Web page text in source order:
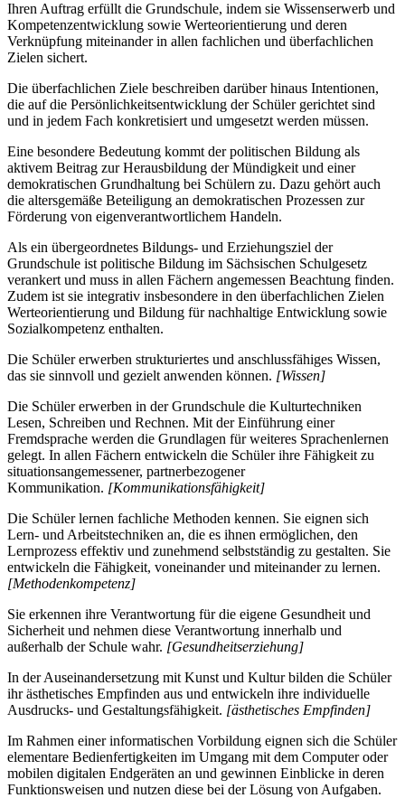
Ihren Auftrag erfüllt die Grundschule, indem sie Wissenserwerb und
Kompetenzentwicklung sowie Werteorientierung und deren
Verknüpfung miteinander in allen fachlichen und überfachlichen
Zielen sichert.
Die überfachlichen Ziele beschreiben darüber hinaus Intentionen,
die auf die Persönlichkeitsentwicklung der Schüler gerichtet sind
und in jedem Fach konkretisiert und umgesetzt werden müssen.
Eine besondere Bedeutung kommt der politischen Bildung als
aktivem Beitrag zur Herausbildung der Mündigkeit und einer
demokratischen Grundhaltung bei Schülern zu. Dazu gehört auch
die altersgemäße Beteiligung an demokratischen Prozessen zur
Förderung von eigenverantwortlichem Handeln.
Als ein übergeordnetes Bildungs- und Erziehungsziel der
Grundschule ist politische Bildung im Sächsischen Schulgesetz
verankert und muss in allen Fächern angemessen Beachtung finden.
Zudem ist sie integrativ insbesondere in den überfachlichen Zielen
Werteorientierung und Bildung für nachhaltige Entwicklung sowie
Sozialkompetenz enthalten.
Die Schüler erwerben strukturiertes und anschlussfähiges Wissen,
das sie sinnvoll und gezielt anwenden können. [Wissen]
Die Schüler erwerben in der Grundschule die Kulturtechniken
Lesen, Schreiben und Rechnen. Mit der Einführung einer
Fremdsprache werden die Grundlagen für weiteres Sprachenlernen
gelegt. In allen Fächern entwickeln die Schüler ihre Fähigkeit zu
situationsangemessener, partnerbezogener
Kommunikation. [Kommunikationsfähigkeit]
Die Schüler lernen fachliche Methoden kennen. Sie eignen sich
Lern- und Arbeitstechniken an, die es ihnen ermöglichen, den
Lernprozess effektiv und zunehmend selbstständig zu gestalten. Sie
entwickeln die Fähigkeit, voneinander und miteinander zu lernen.
[Methodenkompetenz]
Sie erkennen ihre Verantwortung für die eigene Gesundheit und
Sicherheit und nehmen diese Verantwortung innerhalb und
außerhalb der Schule wahr. [Gesundheitserziehung]
In der Auseinandersetzung mit Kunst und Kultur bilden die Schüler
ihr ästhetisches Empfinden aus und entwickeln ihre individuelle
Ausdrucks- und Gestaltungsfähigkeit. [ästhetisches Empfinden]
Im Rahmen einer informatischen Vorbildung eignen sich die Schüler
elementare Bedienfertigkeiten im Umgang mit dem Computer oder
mobilen digitalen Endgeräten an und gewinnen Einblicke in deren
Funktionsweisen und nutzen diese bei der Lösung von Aufgaben.